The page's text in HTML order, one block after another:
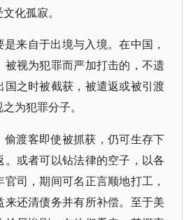
化孤寂。
是来自于出境与入境。在中国，
被视为犯罪而严加打击的，不遗
国之时被截获，被遣返或被引渡
为犯罪分子。
偷渡客即使被抓获，仍可生存下
。或者可以钻法律的空子，以各
司，期间可名正言顺地打工，
来还清债务并有所补偿。至于美